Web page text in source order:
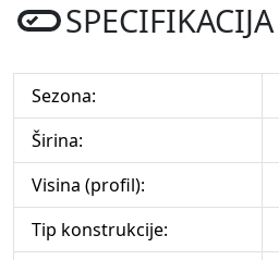
SPECIFIKACIJA
Sezona:
Širina:
Visina (profil):
Tip konstrukcije: